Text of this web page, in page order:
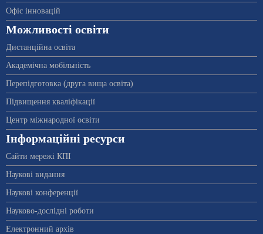
Офіс інновацій
Можливості освіти
Дистанційна освіта
Академічна мобільність
Перепідготовка (друга вища освіта)
Підвищення кваліфікації
Центр міжнародної освіти
Інформаційні ресурси
Сайти мережі КПІ
Наукові видання
Наукові конференції
Науково-дослідні роботи
Електронний архів